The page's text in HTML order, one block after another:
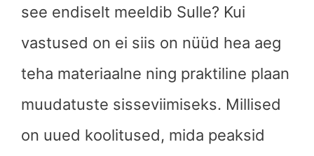
see endiselt meeldib Sulle? Kui
vastused on ei siis on nüüd hea aeg
teha materiaalne ning praktiline plaan
muudatuste sisseviimiseks. Millised
on uued koolitused, mida peaksid